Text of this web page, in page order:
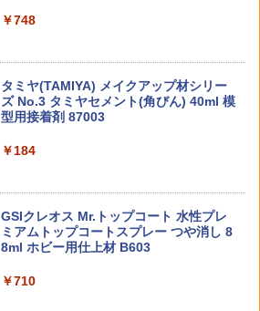
アオシマ 青島文化教材社 1/32 楽プラ ス
ゲン ビートル(リードグリーン) 色分け済
￥2,057
30MS アイドルマスター シャイニーカラ
￥2,200
超合金魂 GX-105 マジンガーZ 革進 -KA
￥11,177
￥5,880
アーガン サバイバルゲーム トイガン ホ
ビー ☆ プレゼント ギフト 防災 猛暑 酷
暑対策 熱中症対策 節約
￥1,180
【楽天ランキング1位入賞】コルク玉 約1
00個 射的 コルクガン 小瓶のフタ E374
53341 【TAMIYA/タミヤ】 RCオプショ
ホイール (強化タイプ)
￥424
51641 【TAMIYA/タミヤ】 RCスペアパ
リア4度)
￥462
製 塗装済み可動フィギュア
TAMASHII NATIONS S.H.フィギュアー
LL 草薙素子 約140mm PVC&ABS製 塗
ツ 呪術廻戦 伏黒甚爾 約155mm PVC&A
BANDAI SPIRITS(バンダイ スピリッツ)
HGUC 機動戦士ガンダム ザクI(黒い三連
モデル
BANDAI SPIRITS(バンダイ スピリッツ)
戦士ガンダム)
USP HG 18歳以上エアーHOPハンドガン
￥3,409
￥2,710
￥748
タミヤ(TAMIYA) メイクアップ材シリー
ズ No.3 タミヤセメント(角びん) 40ml 模
型用接着剤 87003
￥184
GSIクレオス Mr.トップコート 水性プレ
ミアムトップコートスプレー つや消し 8
8ml ホビー用仕上材 B603
￥710